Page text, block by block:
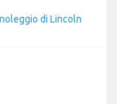
di Lincoln